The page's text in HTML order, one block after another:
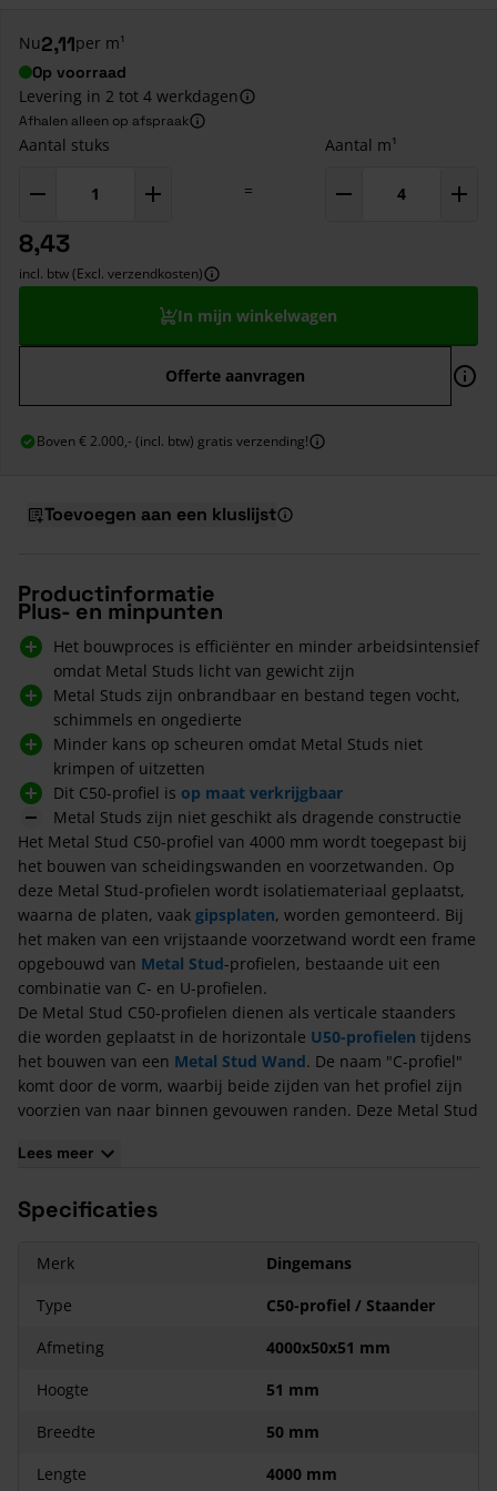
Nu2,11per m¹
Op voorraad
Levering in 2 tot 4 werkdagen
Afhalen alleen op afspraak
Aantal stuks
=
Aantal m¹
8,43
incl. btw (Excl. verzendkosten)
In mijn winkelwagen
Offerte aanvragen
Boven € 2.000,- (incl. btw) gratis verzending!
Toevoegen aan een kluslijst
Productinformatie
Plus- en minpunten
Het bouwproces is efficiënter en minder arbeidsintensief
omdat Metal Studs licht van gewicht zijn
Metal Studs zijn onbrandbaar en bestand tegen vocht,
schimmels en ongedierte
Minder kans op scheuren omdat Metal Studs niet
krimpen of uitzetten
Dit C50-profiel is op maat verkrijgbaar
Metal Studs zijn niet geschikt als dragende constructie
Het Metal Stud C50-profiel van 4000 mm wordt toegepast bij
het bouwen van scheidingswanden en voorzetwanden. Op
deze Metal Stud-profielen wordt isolatiemateriaal geplaatst,
waarna de platen, vaak gipsplaten, worden gemonteerd. Bij
het maken van een vrijstaande voorzetwand wordt een frame
opgebouwd van Metal Stud-profielen, bestaande uit een
combinatie van C- en U-profielen.
De Metal Stud C50-profielen dienen als verticale staanders
die worden geplaatst in de horizontale U50-profielen tijdens
het bouwen van een Metal Stud Wand. De naam "C-profiel"
komt door de vorm, waarbij beide zijden van het profiel zijn
voorzien van naar binnen gevouwen randen. Deze Metal Stud
elkaar gemonteerd en vastgezet met behulp van de
mm (2600,2800,3000
doorgeven? Dat is mogelijk dankzij onsmaatwerk C50-
doorgeven.
voordelen:
Foamband op de U-profielen zorgt voor geluidsdemping.
C-profielen zijn op maat te bestellen, tussen de 2m en 6m
zonder meerprijs.
verwerken van leidingen.
Lees meer
Specificaties
Merk
Dingemans
Type
C50-profiel / Staander
Afmeting
4000x50x51 mm
Hoogte
51 mm
Breedte
50 mm
Lengte
4000 mm